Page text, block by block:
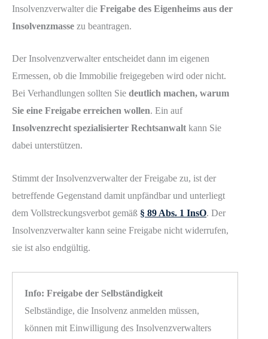
Insolvenzverwalter die Freigabe des Eigenheims aus der
Insolvenzmasse zu beantragen.
Der Insolvenzverwalter entscheidet dann im eigenen
Ermessen, ob die Immobilie freigegeben wird oder nicht.
Bei Verhandlungen sollten Sie deutlich machen, warum
Sie eine Freigabe erreichen wollen. Ein auf
Insolvenzrecht spezialisierter Rechtsanwalt kann Sie
dabei unterstützen.
Stimmt der Insolvenzverwalter der Freigabe zu, ist der
betreffende Gegenstand damit unpfändbar und unterliegt
dem Vollstreckungsverbot gemäß § 89 Abs. 1 InsO. Der
Insolvenzverwalter kann seine Freigabe nicht widerrufen,
sie ist also endgültig.
Info: Freigabe der Selbständigkeit
Selbständige, die Insolvenz anmelden müssen,
können mit Einwilligung des Insolvenzverwalters